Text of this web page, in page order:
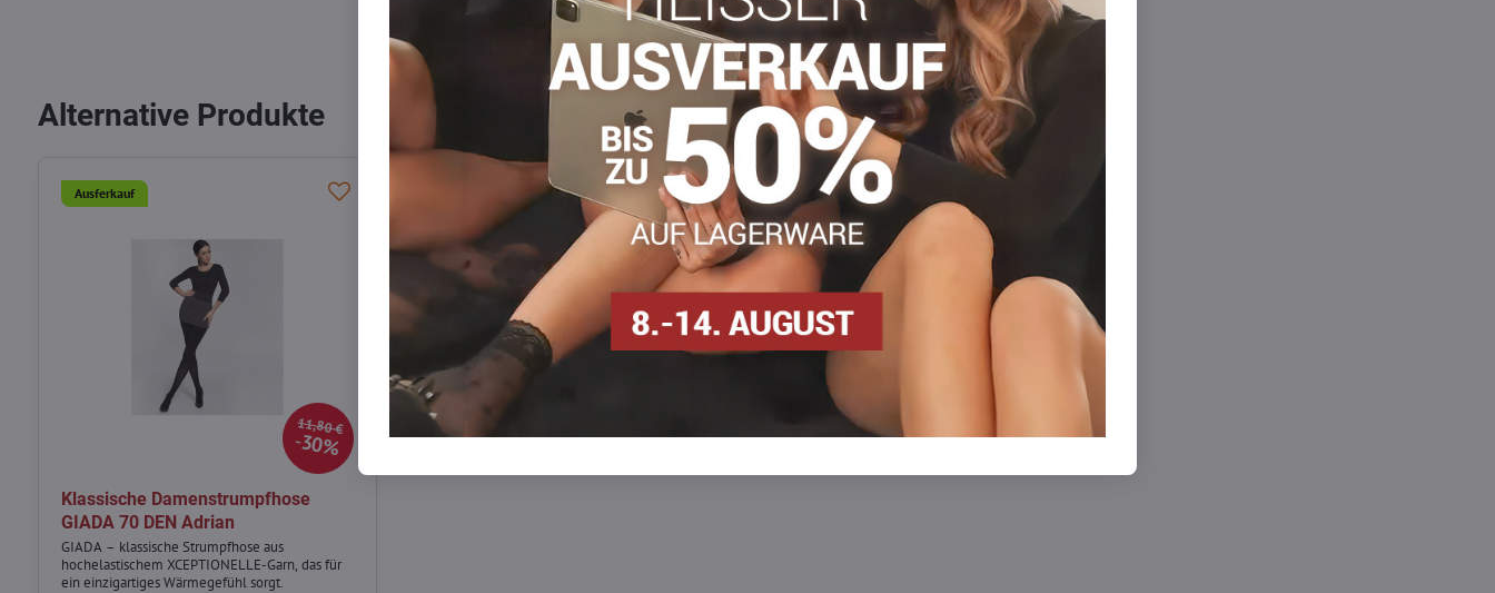
FacebookTwitterBlueskyPinterestRedditLinkedIn WhatsApp
E-
mail
Alternative Produkte
11,80 €
30%
Ausferkauf
Klassische Damenstrumpfhose
GIADA 70 DEN Adrian
GIADA – klassische Strumpfhose aus
hochelastischem XCEPTIONELLE-Garn, das für
ein einzigartiges Wärmegefühl sorgt.